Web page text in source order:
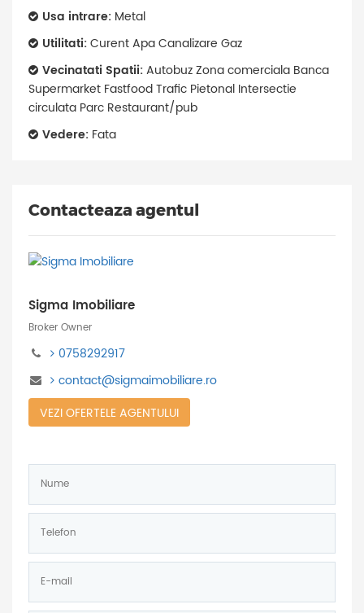
Usa intrare: Metal
Utilitati:Curent Apa Canalizare Gaz
Vecinatati Spatii:Autobuz Zona comerciala Banca
Supermarket Fastfood Trafic Pietonal Intersectie
circulata Parc Restaurant/pub
Vedere: Fata
Contacteaza agentul
Sigma Imobiliare
Broker Owner
0758292917
contact@sigmaimobiliare.ro
VEZI OFERTELE AGENTULUI
mail: